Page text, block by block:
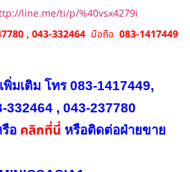
line.me/ti/p/%40vsx4279i
, 043-332464 มือถือ 083-1417449
พิ่มเติม โทร 083-1417449,
332464 , 043-237780
อ คลิกที่นี่ หรือติดต่อฝ่ายขาย